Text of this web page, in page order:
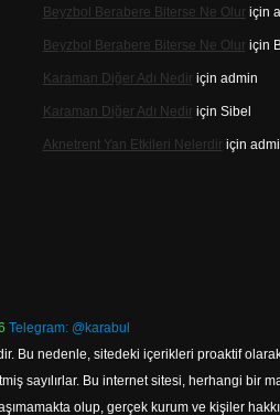
Beyzbol Berabere Biterse Ne Oluriçin
Beyzbol Berabere Biterse Ne Oluriçin
Karaman Diğer Adı Nediriçin admin
Karaman Diğer Adı Nediriçin Sibel
Aknetrent Yan Etkileri Nelerdiriçin
Telegram: @karabul
Bu nedenle, sitedeki içerikleri proaktif
sayılırlar. Bu internet sitesi, herhangi bir
olup, gerçek kurum ve kişiler